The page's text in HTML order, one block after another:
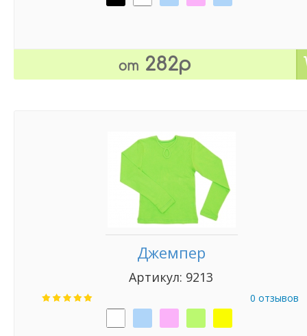
от 282р
Джемпер
Артикул: 9213
0 отзывов